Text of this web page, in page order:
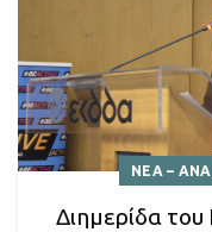
ΝΕΑ –
Διημερίδα